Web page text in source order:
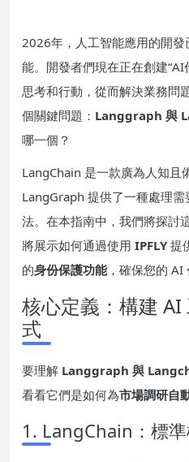
2026年，人工智能應用的開
能。開發者們現在正在創建
思考和行動，從而解決業務問
個關鍵問題： Langgraph 與
哪一個？
LangChain 是一款廣為人知且
LangGraph 提供了一種處理需
法。在本指南中，我們將探討
將展示如何通過使用 IPFLY 提
的身份保護功能，確保您的 AI
核心定義：構建
式
要理解 Langgraph 與
看看它們是如何為市場調研自
1. LangChain：標